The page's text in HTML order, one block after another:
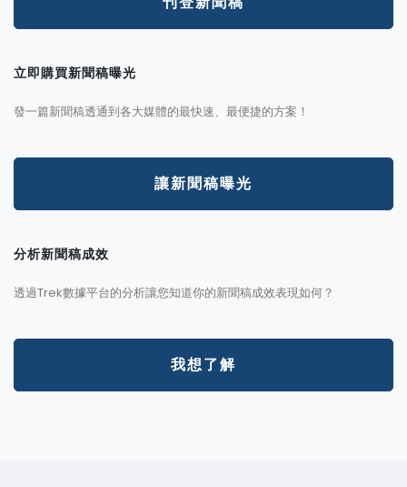
立即購買新聞稿曝光
發一篇新聞稿透通到各大媒體的最快速、最便捷的方案！
讓新聞稿曝光
分析新聞稿成效
透過Trek數據平台的分析讓您知道你的新聞稿成效表現如何？
我想了解